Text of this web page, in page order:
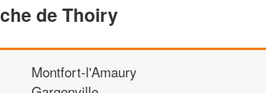
de Thoiry
Montfort-l'Amaury